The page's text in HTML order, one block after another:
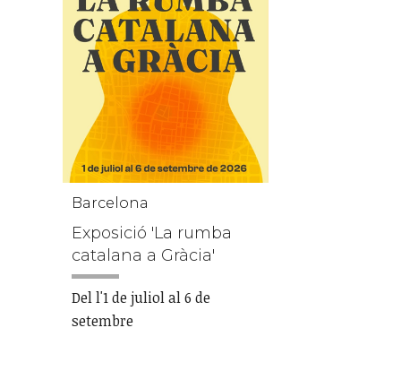
Barcelona
Exposició 'La rumba
catalana a Gràcia'
Del l'1 de juliol al 6 de
setembre